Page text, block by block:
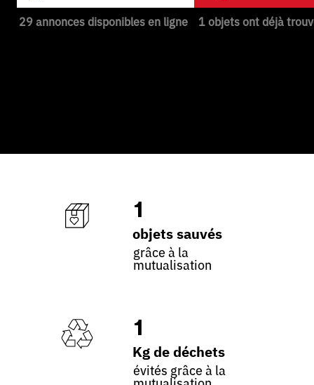
29 annonces disponibles en ligne 1 objets ont déjà
1
objets sauvés
grâce à la
mutualisation
1
Kg de déchets
évités grâce à la